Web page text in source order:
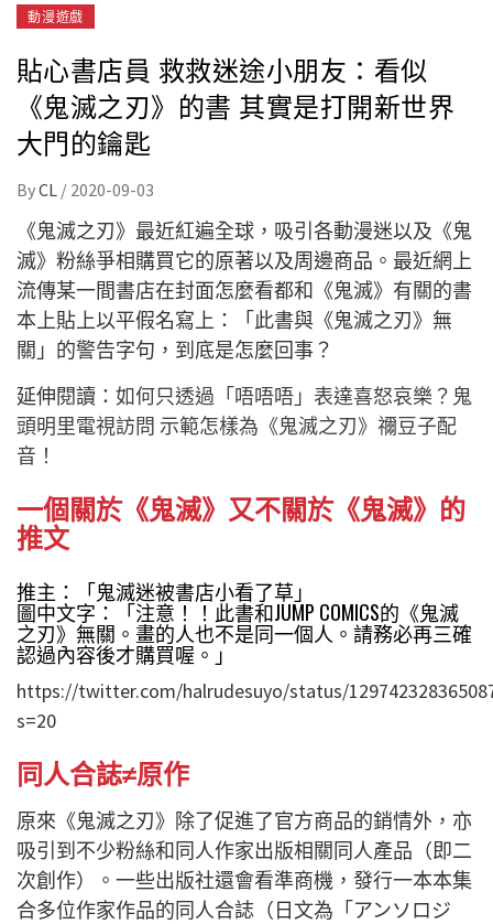
動漫遊戲
貼心書店員 救救迷途小朋友：看似
《鬼滅之刃》的書 其實是打開新世界
大門的鑰匙
ByCL / 2020-09-03
《鬼滅之刃》最近紅遍全球，吸引各動漫迷以及《鬼
滅》粉絲爭相購買它的原著以及周邊商品。最近網上
流傳某一間書店在封面怎麼看都和《鬼滅》有關的書
本上貼上以平假名寫上：「此書與《鬼滅之刃》無
關」的警告字句，到底是怎麼回事？
延伸閱讀： 如何只透過「唔唔唔」表達喜怒哀樂？鬼
頭明里電視訪問 示範怎樣為《鬼滅之刃》禰豆子配
音！
一個關於《鬼滅》又不關於《鬼滅》的
推文
推主：「鬼滅迷被書店小看了草」
圖中文字：「注意！！此書和JUMP COMICS的《鬼滅
之刃》無關。畫的人也不是同一個人。請務必再三確
認過內容後才購買喔。」
https://twitter.com/halrudesuyo/status/
s=20
同人合誌≠原作
原來《鬼滅之刃》除了促進了官方商品的銷情外，亦
吸引到不少粉絲和同人作家出版相關同人產品（即二
次創作）。一些出版社還會看準商機，發行一本本集
合多位作家作品的同人合誌（日文為「アンソロジ